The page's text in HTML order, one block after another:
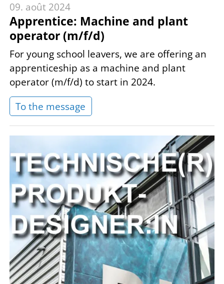
09. août 2024
Apprentice: Machine and plant
operator (m/f/d)
For young school leavers, we are offering an
apprenticeship as a machine and plant
operator (m/f/d) to start in 2024.
To the message